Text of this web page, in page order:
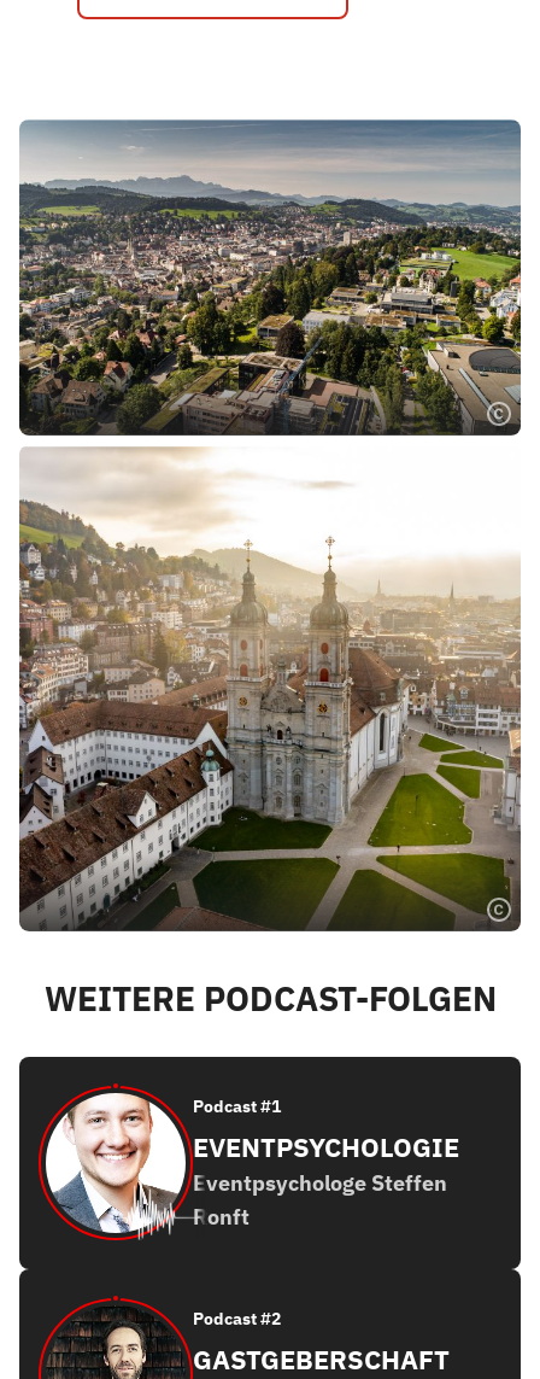
WEITERE PODCAST-FOLGEN
Podcast #1
EVENTPSYCHOLOGIE
Eventpsychologe Steffen
Ronft
Podcast #2
GASTGEBERSCHAFT